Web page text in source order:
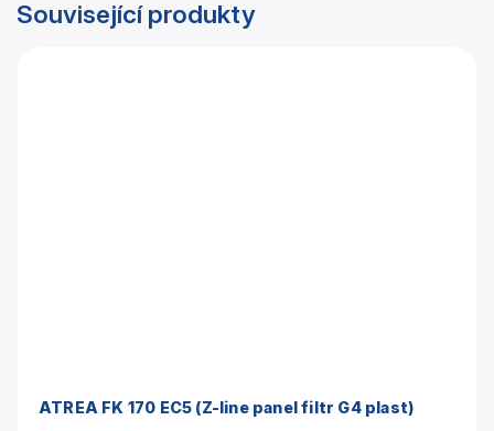
Související produkty
ATREA FK 170 EC5 (Z-line panel filtr G4 plast)